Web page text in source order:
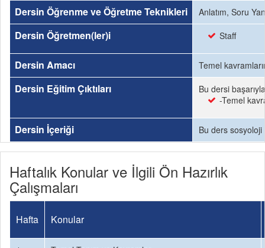
Dersin Öğrenme ve Öğretme Teknikleri Anlatım, Soru
Dersin Öğretmen(ler)i Staff
Dersin Amacı Temel
Dersin Eğitim Çıktıları
Bu dersi
-Temel
Dersin İçeriği Bu ders sosyoloji
Haftalık Konular ve İlgili Ön Hazırlık
Çalışmaları
Hafta Konular